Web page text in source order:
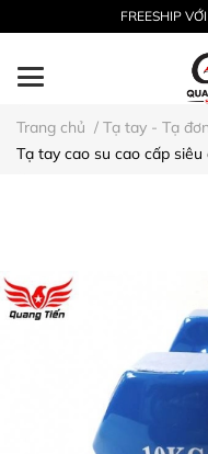
FREESHIP
Trang chủ / Tạ tay - Tạ
Tạ tay cao su cao cấp siêu